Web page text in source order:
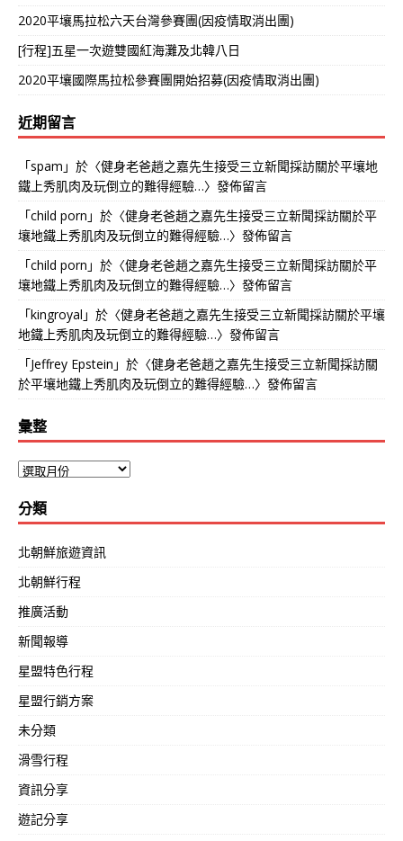
2020平壤馬拉松六天台灣參賽團(因疫情取消出團)
[行程]五星一次遊雙國紅海灘及北韓八日
2020平壤國際馬拉松參賽團開始招募(因疫情取消出團)
近期留言
「spam 」於〈健身老爸趙之嘉先生接受三立新聞採訪關於平壤地
鐵上秀肌肉及玩倒立的難得經驗…〉發佈留言
「child porn 」於〈健身老爸趙之嘉先生接受三立新聞採訪關於平
壤地鐵上秀肌肉及玩倒立的難得經驗…〉發佈留言
「child porn 」於〈健身老爸趙之嘉先生接受三立新聞採訪關於平
壤地鐵上秀肌肉及玩倒立的難得經驗…〉發佈留言
「kingroyal 」於〈健身老爸趙之嘉先生接受三立新聞採訪關於平壤
地鐵上秀肌肉及玩倒立的難得經驗…〉發佈留言
「Jeffrey Epstein 」於〈健身老爸趙之嘉先生接受三立新聞採訪關
於平壤地鐵上秀肌肉及玩倒立的難得經驗…〉發佈留言
彙整
分類
北朝鮮旅遊資訊
北朝鮮行程
推廣活動
新聞報導
星盟特色行程
星盟行銷方案
未分類
滑雪行程
資訊分享
遊記分享